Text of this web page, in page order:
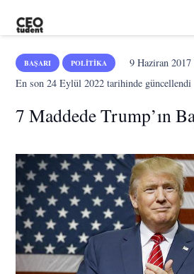
BAŞARI POLITIKA 9 Haziran 2017
En son24 Eylül 2022 tarihinde güncellendi
7 Maddede Trump’ın